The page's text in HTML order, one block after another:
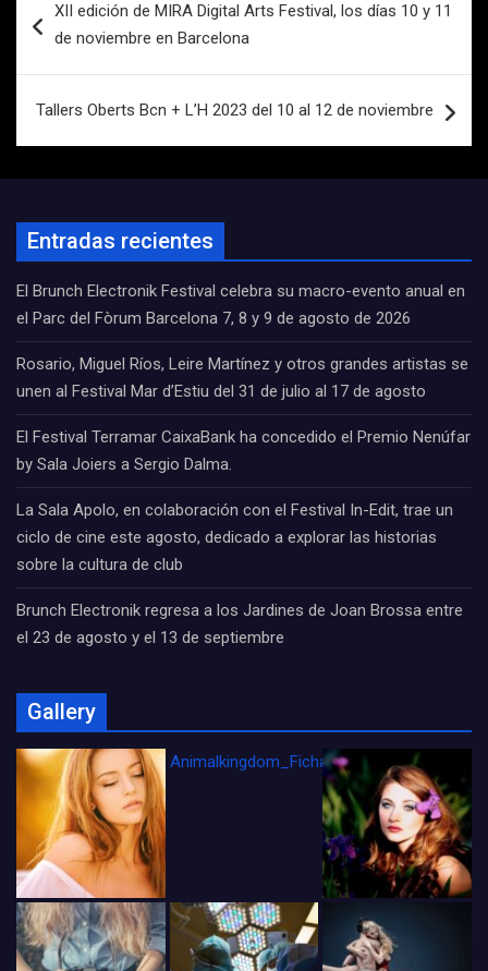
de
XII edición de MIRA Digital Arts Festival, los días 10 y 11
de noviembre en Barcelona
Tallers Oberts Bcn + L’H 2023 del 10 al 12 de noviembre
Entradas recientes
El Brunch Electronik Festival celebra su macro-evento anual en
el Parc del Fòrum Barcelona 7, 8 y 9 de agosto de 2026
Rosario, Miguel Ríos, Leire Martínez y otros grandes artistas se
unen al Festival Mar d’Estiu del 31 de julio al 17 de agosto
El Festival Terramar CaixaBank ha concedido el Premio Nenúfar
by Sala Joiers a Sergio Dalma.
La Sala Apolo, en colaboración con el Festival In-Edit, trae un
ciclo de cine este agosto, dedicado a explorar las historias
sobre la cultura de club
Brunch Electronik regresa a los Jardines de Joan Brossa entre
el 23 de agosto y el 13 de septiembre
Gallery
Animalkingdom_FichaCine